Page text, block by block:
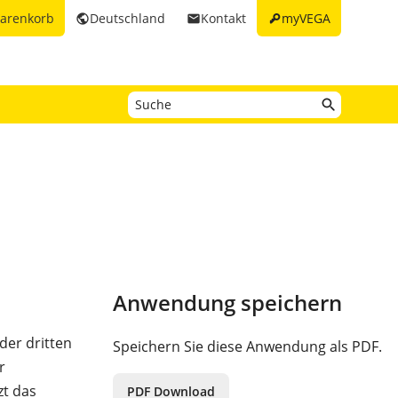
keymyVEGA
emailKontakt
publicDeutschland
dritten
das
Anwendung speichern
Speichern Sie diese Anwendung als PDF.
PDF Download